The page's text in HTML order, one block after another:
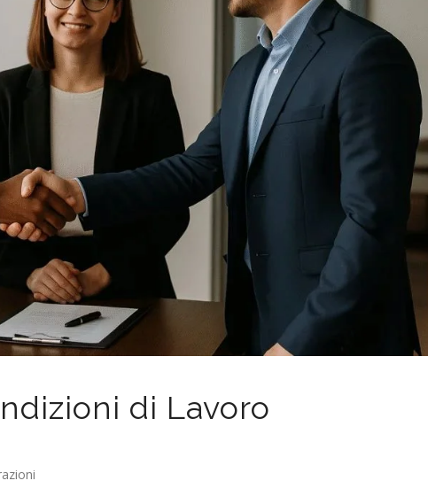
di Lavoro
Servizi Sindacali: La Visione
Datoriale per un Nuovo
Equilibrio
Perché ho scelto di essere su
espertorisponde.top come
sindacalista d’impresa
Regolamento Aziendale: